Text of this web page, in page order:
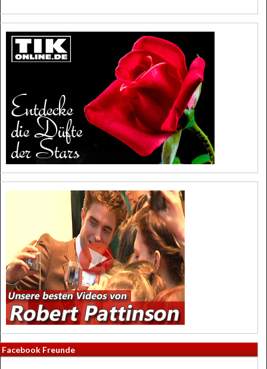
Facebook Freunde